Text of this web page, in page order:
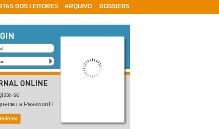
DOS LEITORES ARQUIVO DOSSIERS
se
a Password?